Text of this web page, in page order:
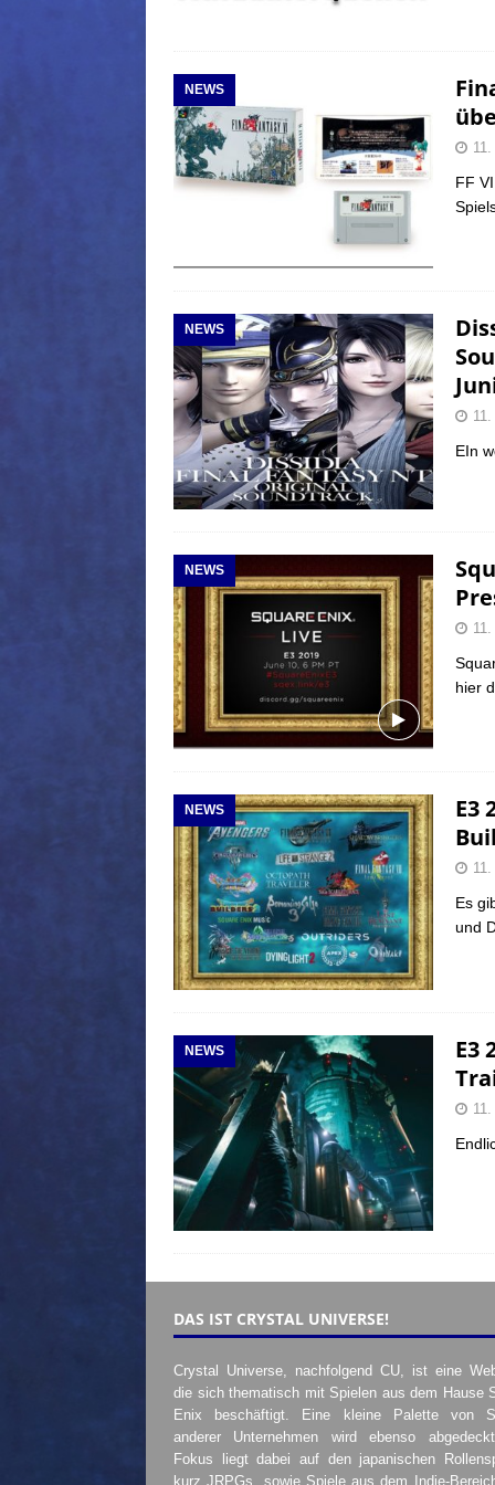
NEWS
FF
NEWS
EIn
NEWS
hier
NEWS
E3
Es
und
NEWS
E3
DAS IST CRYSTAL UNIVERSE!
Crystal Universe, nachfolgend CU, ist eine
die sich thematisch mit Spielen aus dem Hause
Enix beschäftigt. Eine kleine Palette von
anderer Unternehmen wird ebenso
Fokus liegt dabei auf den japanischen
kurz JRPGs, sowie Spiele aus dem Indie-